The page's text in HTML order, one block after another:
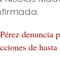
denuncia
de